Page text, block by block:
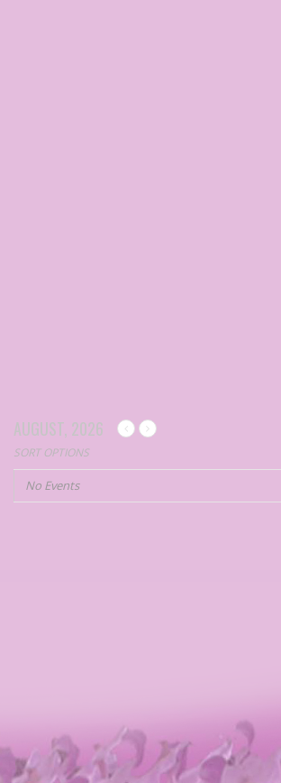
AUGUST, 2026
SORT OPTIONS
No Events